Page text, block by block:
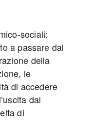
sociali:
a passare dal
della
le
di accedere
dal
di